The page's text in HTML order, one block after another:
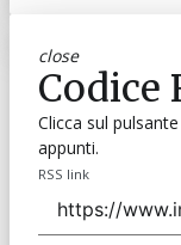
close
Codice
Clicca sul
appunti.
RSS link